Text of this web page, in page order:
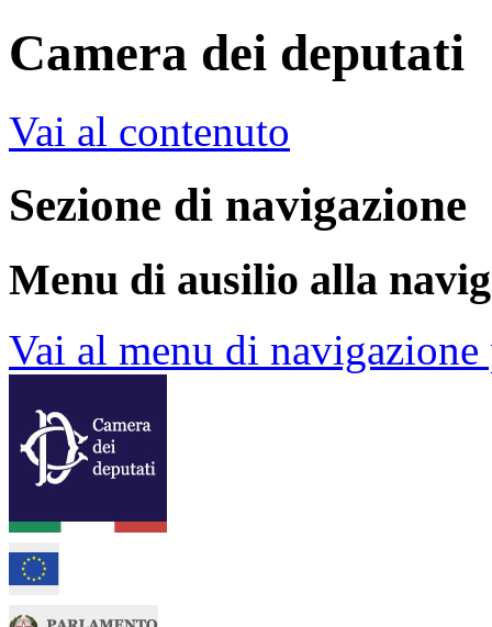
Camera dei deputati
Vai al contenuto
Sezione di navigazione
Menu di ausilio alla
Vai al menu di